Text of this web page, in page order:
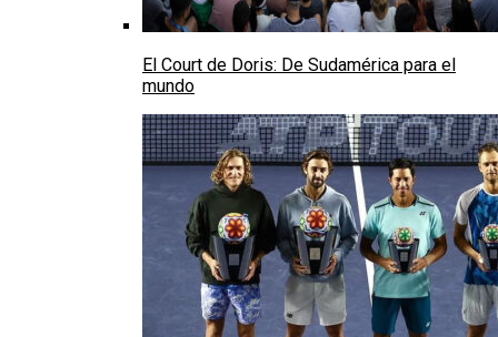
El Court de Doris: De Sudamérica para el
mundo